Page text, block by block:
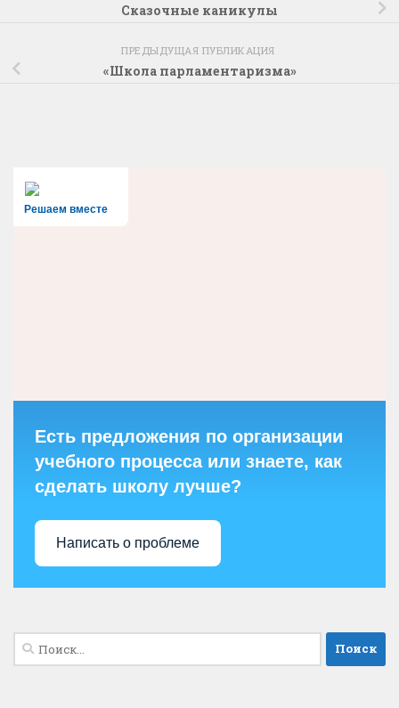
Сказочные каникулы
ПРЕДЫДУЩАЯ ПУБЛИКАЦИЯ
«Школа парламентаризма»
Решаем вместе
Есть предложения по организации
учебного процесса или знаете, как
сделать школу лучше?
Написать о проблеме
Найти: